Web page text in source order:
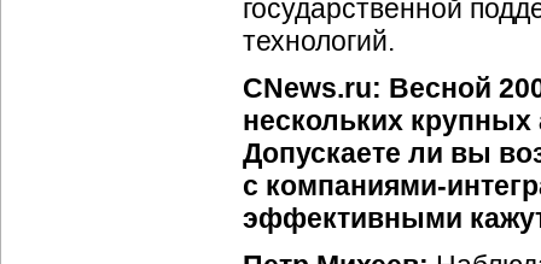
государственной
технологий.
CNews.ru: Весной
нескольких крупных
Допускаете ли вы
с компаниями-
эффективными